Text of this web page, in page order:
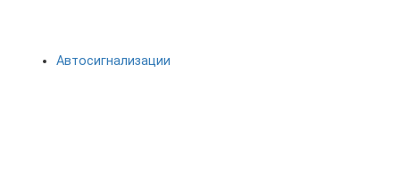
Автосигнализации